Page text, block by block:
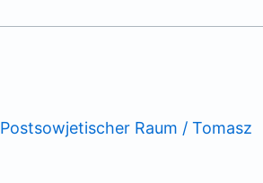
Postsowjetischer Raum / Tomasz